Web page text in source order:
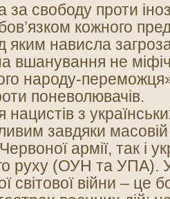
за свободу проти
кожного
яким нависла
вшанування не
народу-
поневолювачів.
нацистів з
завдяки масовій
армії, так і
руху (ОУН та УПА).
світової війни – це